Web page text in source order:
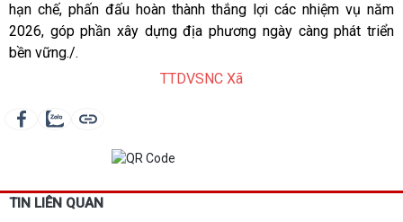
hạn chế, phấn đấu hoàn thành thắng lợi các nhiệm vụ năm
2026, góp phần xây dựng địa phương ngày càng phát triển
bền vững./.
TTDVSNC Xã
TIN LIÊN QUAN